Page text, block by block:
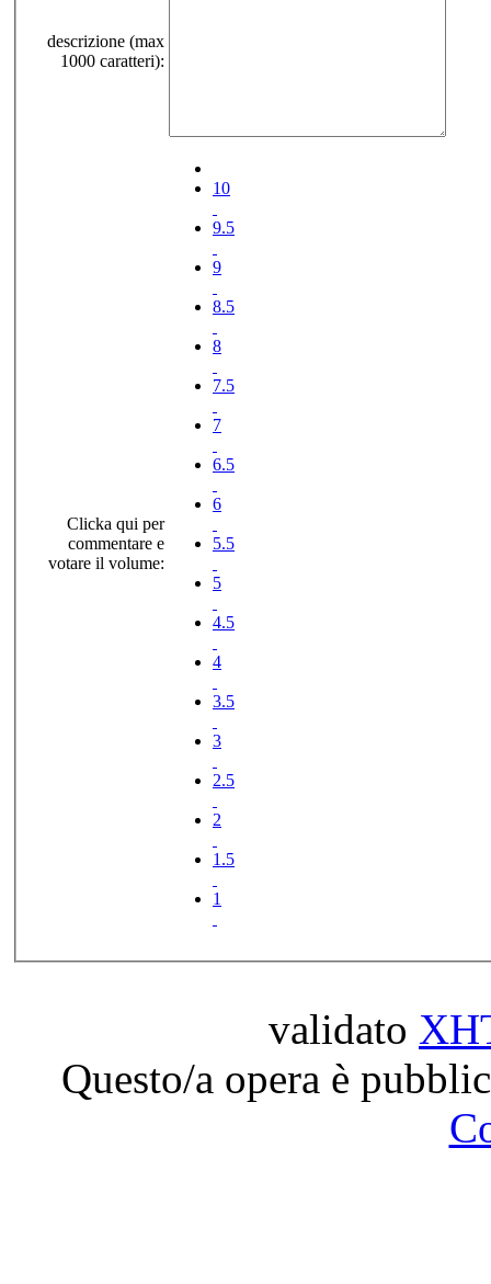
descrizione (max
1000 caratteri):
Clicka qui per
commentare e
votare il volume:
10
9.5
9
8.5
8
7.5
7
6.5
6
5.5
5
4.5
4
3.5
3
2.5
2
1.5
1
validato
Questo/a opera è